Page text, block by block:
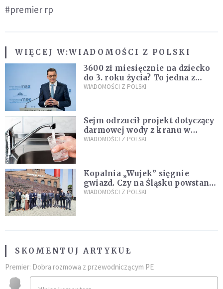
#premier rp
WIĘCEJ W:WIADOMOŚCI Z POLSKI
3600 zł miesięcznie na dziecko
do 3. roku życia? To jedna z
propozycji programu "Rozwój
WIADOMOŚCI Z POLSKI
Sejm odrzucił projekt dotyczący
darmowej wody z kranu w
restauracjach
WIADOMOŚCI Z POLSKI
Kopalnia „Wujek” sięgnie
gwiazd. Czy na Śląsku powstanie
„Dolina Krzemowa”?
WIADOMOŚCI Z POLSKI
SKOMENTUJ ARTYKUŁ
Premier: Dobra rozmowa z przewodniczącym PE